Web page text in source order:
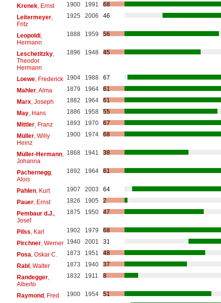
Krenek, Ernst 1900 1991
68
Leitermeyer,
Fritz
1925 2006 46
Leopoldi,
Hermann
1888 1959 56
Leschetitzky,
Theodor
Hermann
1896 1948 45
Loewe, Frederick 1904 1988
67
Mahler, Alma 1879 1964
61
Marx, Joseph 1882 1964
61
May, Hans 1886 1958
55
Mittler, Franz 1893 1970
67
Müller, Willy
Heinz
1900 1974 68
Müller-Hermann,
Johanna
1868 1941 38
Pachernegg,
Alois
1892 1964 61
Pahlen, Kurt 1907 2003
64
Pauer, Ernst 1826 1905
2
Pembaur d.J.,
Josef
1875 1950 47
Pilss , Karl 1902 1979
68
Pirchner, Werner 1940 2001
31
Posa , Oskar C. 1873 1951
48
Rabl, Walter 1873 1940
37
Randegger,
Alberto
1832 1911 8
Raymond, Fred 1900 1954
51